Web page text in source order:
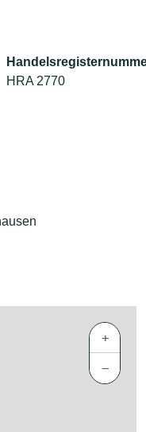
HRA 2770
+
−